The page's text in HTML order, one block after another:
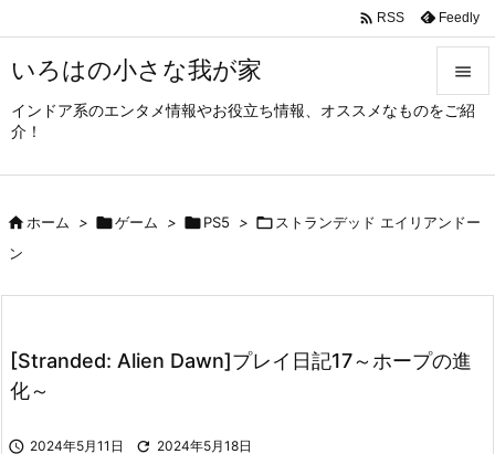
いろはの小さな我が家
インドア系のエンタメ情報やお役立ち情報、オススメなものをご紹
介！




検索
 RSS Feedly
ホーム > ゲーム > PS5 >  ストランデッド エイリアンドー
ン
[Stranded: Alien Dawn]プレイ日記17～ホープの進
化～
 2024年5月11日  2024年5月18日